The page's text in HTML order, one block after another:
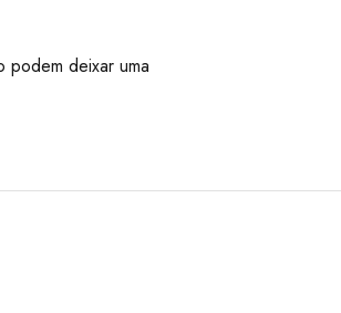
podem deixar uma